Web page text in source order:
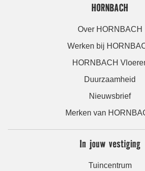
HORNBACH
Over HORNBACH
Werken bij
HORNBACH
Duurzaamheid
Nieuwsbrief
Merken van
In jouw vestiging
Tuincentrum